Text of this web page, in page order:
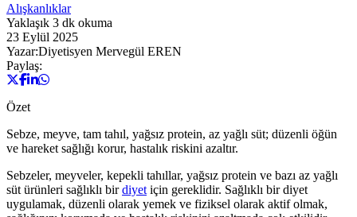
Alışkanlıklar
Yaklaşık 3 dk okuma
23 Eylül 2025
Yazar:Diyetisyen Mervegül EREN
Paylaş:
Özet
Sebze, meyve, tam tahıl, yağsız protein, az yağlı süt; düzenli öğün
ve hareket sağlığı korur, hastalık riskini azaltır.
Sebzeler, meyveler, kepekli tahıllar, yağsız protein ve bazı az yağlı
süt ürünleri sağlıklı birdiyet için gereklidir. Sağlıklı bir diyet
uygulamak, düzenli olarak yemek ve fiziksel olarak aktif olmak,